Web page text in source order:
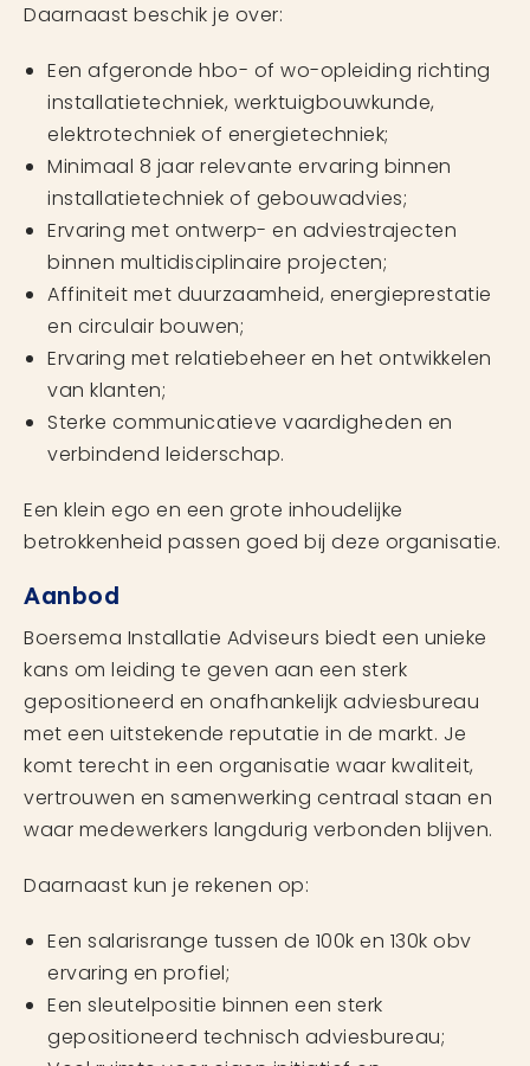
Daarnaast beschik je over:
Een afgeronde hbo- of wo-opleiding richting
installatietechniek, werktuigbouwkunde,
elektrotechniek of energietechniek;
Minimaal 8 jaar relevante ervaring binnen
installatietechniek of gebouwadvies;
Ervaring met ontwerp- en adviestrajecten
binnen multidisciplinaire projecten;
Affiniteit met duurzaamheid, energieprestatie
en circulair bouwen;
Ervaring met relatiebeheer en het ontwikkelen
van klanten;
Sterke communicatieve vaardigheden en
verbindend leiderschap.
Een klein ego en een grote inhoudelijke
betrokkenheid passen goed bij deze organisatie.
Aanbod
Boersema Installatie Adviseurs biedt een unieke
kans om leiding te geven aan een sterk
gepositioneerd en onafhankelijk adviesbureau
met een uitstekende reputatie in de markt. Je
komt terecht in een organisatie waar kwaliteit,
vertrouwen en samenwerking centraal staan en
waar medewerkers langdurig verbonden blijven.
Daarnaast kun je rekenen op:
Een salarisrange tussen de 100k en 130k obv
ervaring en profiel;
Een sleutelpositie binnen een sterk
gepositioneerd technisch adviesbureau;